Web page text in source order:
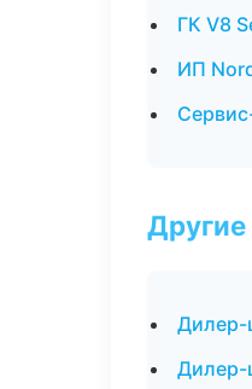
ГК V8
ИП
Дилер-
Дилер-